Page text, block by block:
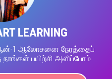
LEARNING
1 ஆலோசனை நேரத்தைப்
பயிற்சி அளிப்போம்